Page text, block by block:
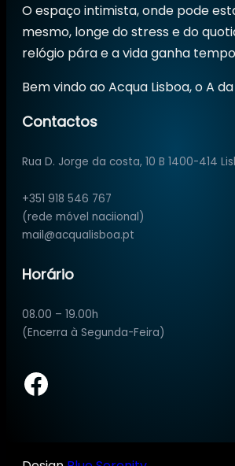
O espaço intimista, onde pode
mesmo, longe do stress e do
relógio pára e a vida ganha
Bem vindo ao Acqua Lisboa, o A
Contactos
Rua D. Jorge da costa, 10 B 1400-414
+351 918 546 767
(rede móvel naciional)
mail@acqualisboa.pt
Horário
08.00 – 19.00h
(Encerra à Segunda-Feira)
Facebook